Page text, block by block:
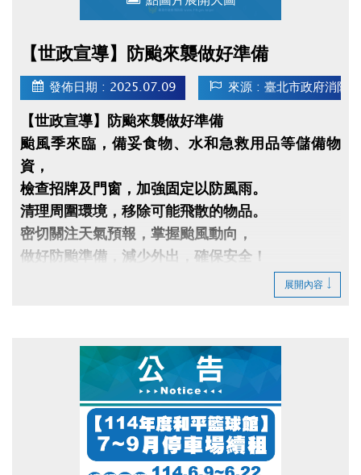
【世政宣導】防颱來襲做好準備
發佈日期 : 2025.07.09 來源 : 臺北市政府消防
【世政宣導】防颱來襲做好準備
颱風季來臨，備妥食物、水和急救用品等儲備物
資，
檢查招牌及門窗，加強固定以防風雨。
清理周圍環境，移除可能飛散的物品。
密切關注天氣預報，掌握颱風動向，
做好防颱準備，減少外出，確保安全！
v=OEC80BbUens
展開內容